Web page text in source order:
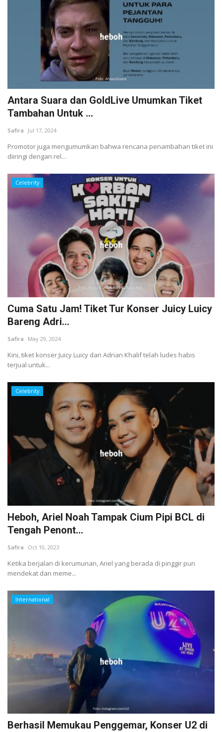
Antara Suara dan GoldLive Umumkan Tiket
Tambahan Untuk ...
Safira Jul 17, 2024
Promotor juga mengumumkan bahwa rencana penambahan tiket ini
diiringi dengan rel...
Celebrity
Cuma Satu Jam! Tiket Tur Konser Juicy Luicy
Bareng Adri...
Safira May 29, 2024
Kini, tiket konser Juicy Luicy dan Adrian Khalif telah ludes habis
terjual untuk...
Celebrity
Heboh, Ariel Noah Tampak Cium Pipi BCL di
Tengah Penont...
Safira Oct 10, 2023
Ketika berjalan di kerumunan, Ariel yang berada di pinggir pun
mendekat dan meme...
International
Berhasil Memukau Penggemar, Konser U2 di